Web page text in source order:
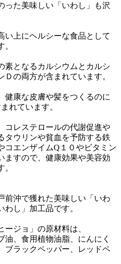
た美味しい「いわし」も沢
上にヘルシーな食品として
となるカルシウムとカルシ
の両方が含まれています。
康な皮膚や髪をつくるのに
れています。
レステロールの代謝促進や
タウリンや貧血を予防する鉄
コエンザイムQ１０やビタミン
ますので、健康効果や美容効
沖で獲れた美味しい「いわ
わし」加工品です。
ジョ」の原材料は、
油、食用植物油脂、にんにく
ブラックペッパー、レッドペ